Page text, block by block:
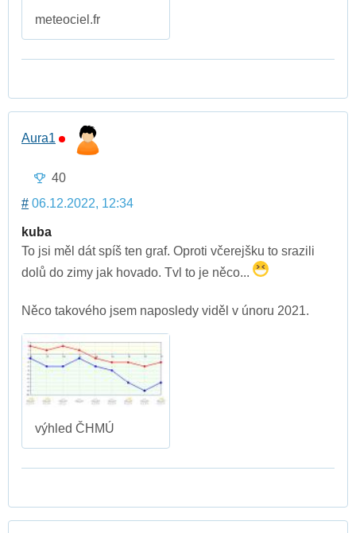
meteociel.fr
Aura1
40
# 06.12.2022, 12:34
kuba
To jsi měl dát spíš ten graf. Oproti včerejšku to srazili
dolů do zimy jak hovado. Tvl to je něco...
Něco takového jsem naposledy viděl v únoru 2021.
výhled ČHMÚ